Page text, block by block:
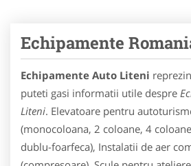
Echipamente
Echipamente Auto Liteni
puteti gasi informatii utile despre
Liteni. Elevatoare pentru
(monocoloana, 2 coloane, 4
dublu-foarfeca), Instalatii de aer